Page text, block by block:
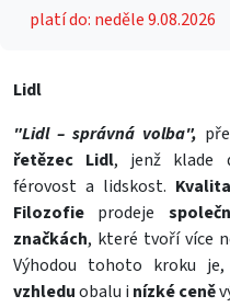
platí do: neděle 9.08.2026
Lidl
"Lidl – správná volba",
řetězec Lidl, jenž klade
férovost a lidskost.
Filozofie prodeje
značkách, které tvoří více
Výhodou tohoto kroku
vzhleduobalu i nízké ceně